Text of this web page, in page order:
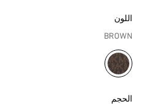
اللون
BROWN
مختار
الحجم